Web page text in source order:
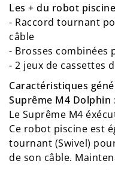
Les + du robot
- Raccord tournant
câble
- Brosses combinées
- 2 jeux de cassettes
Caractéristiques
Suprême M4 Dolphin
Le Suprême M4
Ce robot piscine est
tournant (Swivel)
de son câble.